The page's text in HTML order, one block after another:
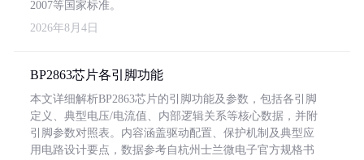
2007等国家标准。
2026年8月4日
BP2863芯片各引脚功能
本文详细解析BP2863芯片的引脚功能及参数，包括各引脚
定义、典型电压/电流值、内部逻辑关系等核心数据，并附
引脚参数对照表。内容涵盖驱动配置、保护机制及典型应
用电路设计要点，数据参考自杭州士兰微电子官方规格书